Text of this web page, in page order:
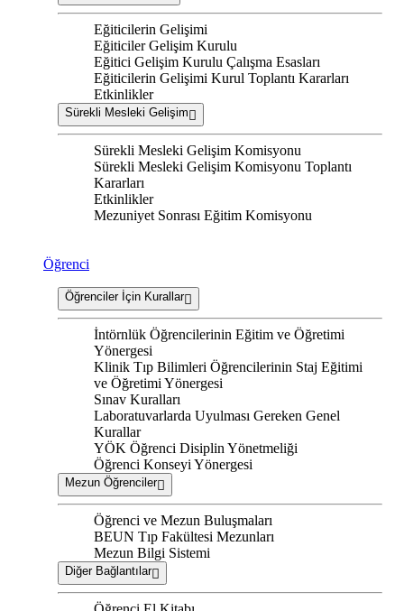
Eğiticilerin Gelişimi
Eğiticiler Gelişim Kurulu
Eğitici Gelişim Kurulu Çalışma Esasları
Eğiticilerin Gelişimi Kurul Toplantı Kararları
Etkinlikler
Sürekli Mesleki Gelişim
Sürekli Mesleki Gelişim Komisyonu
Sürekli Mesleki Gelişim Komisyonu Toplantı
Kararları
Etkinlikler
Mezuniyet Sonrası Eğitim Komisyonu
Öğrenci
Öğrenciler İçin Kurallar
İntörnlük Öğrencilerinin Eğitim ve Öğretimi
Yönergesi
Klinik Tıp Bilimleri Öğrencilerinin Staj Eğitimi
ve Öğretimi Yönergesi
Sınav Kuralları
Laboratuvarlarda Uyulması Gereken Genel
Kurallar
YÖK Öğrenci Disiplin Yönetmeliği
Öğrenci Konseyi Yönergesi
Mezun Öğrenciler
Öğrenci ve Mezun Buluşmaları
BEUN Tıp Fakültesi Mezunları
Mezun Bilgi Sistemi
Diğer Bağlantılar